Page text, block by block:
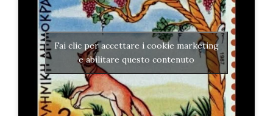
Fai clic per accettare i cookie marketing
e abilitare questo contenuto
decreto
legislativo
196/03
Registrazione
avvenuta con